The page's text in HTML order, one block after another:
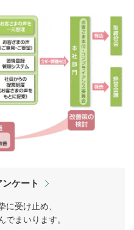
ケート
に受け止め、
でまいります。